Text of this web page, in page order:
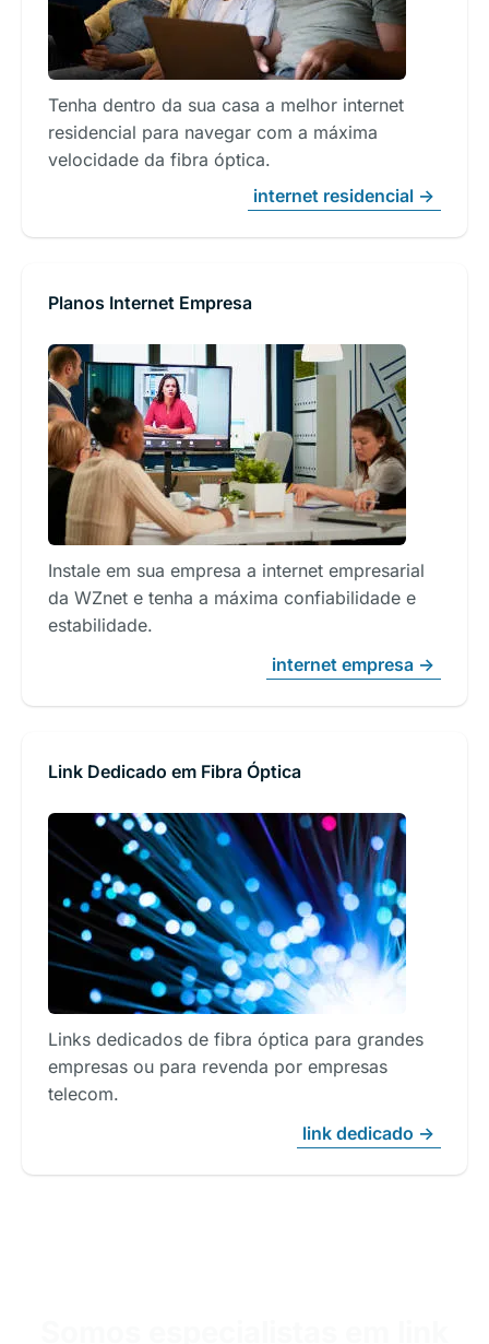
Tenha dentro da sua casa a melhor internet
residencial para navegar com a máxima
velocidade da fibra óptica.
internet residencial ->
Planos Internet Empresa
Instale em sua empresa a internet empresarial
da WZnet e tenha a máxima confiabilidade e
estabilidade.
internet empresa ->
Link Dedicado em Fibra Óptica
Links dedicados de fibra óptica para grandes
empresas ou para revenda por empresas
telecom.
link dedicado ->